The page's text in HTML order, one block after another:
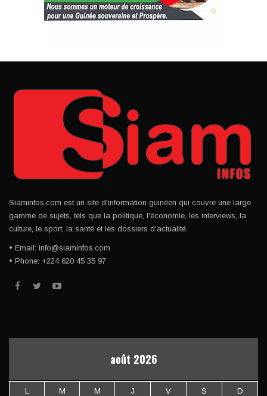
Siaminfos.com est un site d'information guinéen qui couvre une large
gamme de sujets, tels que la politique, l'économie, les interviews, la
culture, le sport, la santé et les dossiers d'actualité.
• Email: info@siaminfos.com
• Phone: +224 620 45 35 97
août 2026
L M M J V S D